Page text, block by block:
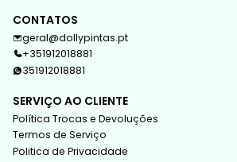
CONTATOS
geral@dollypintas.pt
+351912018881
351912018881
SERVIÇO AO CLIENTE
Política Trocas e Devoluções
Termos de Serviço
Politica de Privacidade